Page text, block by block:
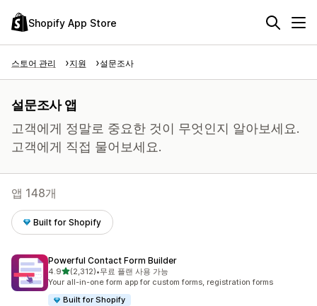
Shopify App Store
스토어 관리 지원 설문조사
설문조사 앱
고객에게 정말로 중요한 것이 무엇인지 알아보세요.
고객에게 직접 물어보세요.
앱 148개
Built for Shopify
Powerful Contact Form Builder
4.9별 5개 중
(2,312)
총 리뷰 2312개
•무료 플랜 사용 가능
Your all-in-one form app for custom forms, registration forms
Built for Shopify